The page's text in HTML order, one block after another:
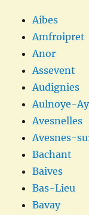
Aibes
Amfroipret
Anor
Assevent
Audignies
Aulnoye-
Avesnelles
Avesnes-
Bachant
Baives
Bas-Lieu
Bavay